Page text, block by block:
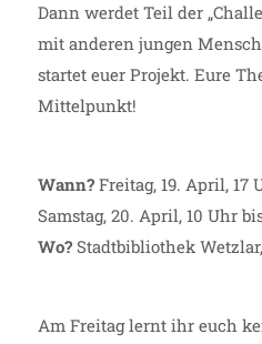
Dann werdet Teil der
mit anderen jungen
startet euer Projekt. Eure
Mittelpunkt!
Wann?Freitag, 19. April, 17
Samstag, 20. April, 10 Uhr
Wo? Stadtbibliothek
Am Freitag lernt ihr euch